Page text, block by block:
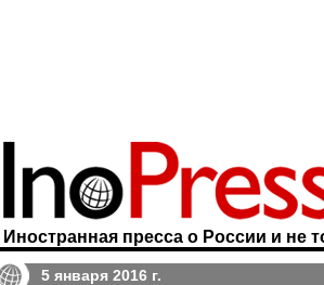
Иностранная пресса о России и не
5 января 2016 г.